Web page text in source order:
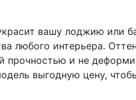
вашу лоджию или
любого интерьера.
прочностью и не
выгодную цену,